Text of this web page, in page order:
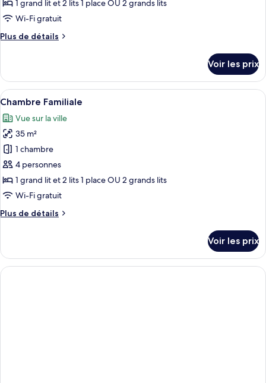
type
chambre :
communicantes
1 grand lit et 2 lits 1 place OU 2 grands lits
Wi-Fi gratuit
Plus de détails
Plus
le
type
de
Chambre,
chambres
communicantes
Voir les prix
Afficher
toutes
les
photos
pour
ce
type
de
chambre :
Chambre
Une chambre d’hôtel avec deux
1
Chambre Familiale
Vue sur la ville
35 m²
1 chambre
4 personnes
1 grand lit et 2 lits 1 place OU 2 grands lits
Wi-Fi gratuit
Plus de détails
Plus
le
type
de
Voir les prix